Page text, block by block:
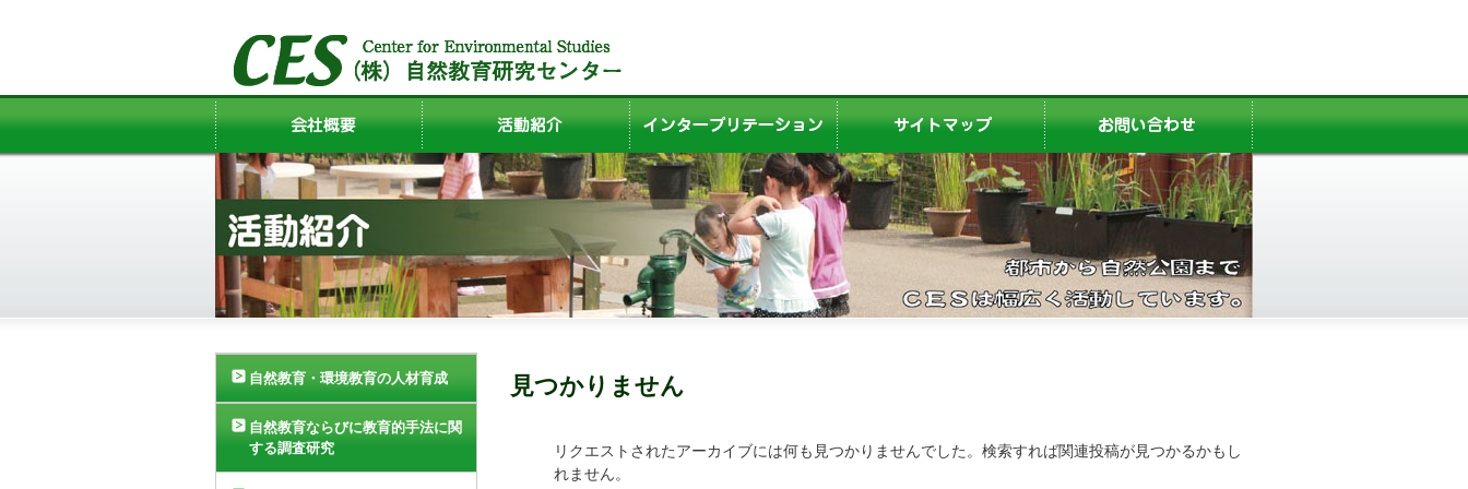
見つかりません
リクエストされたアーカイブには何も見つかりませんでした。検索すれば関連投稿が見つかるかもし
れません。
自然教育・環境教育の人材育成
自然教育ならびに教育的手法に関
する調査研究